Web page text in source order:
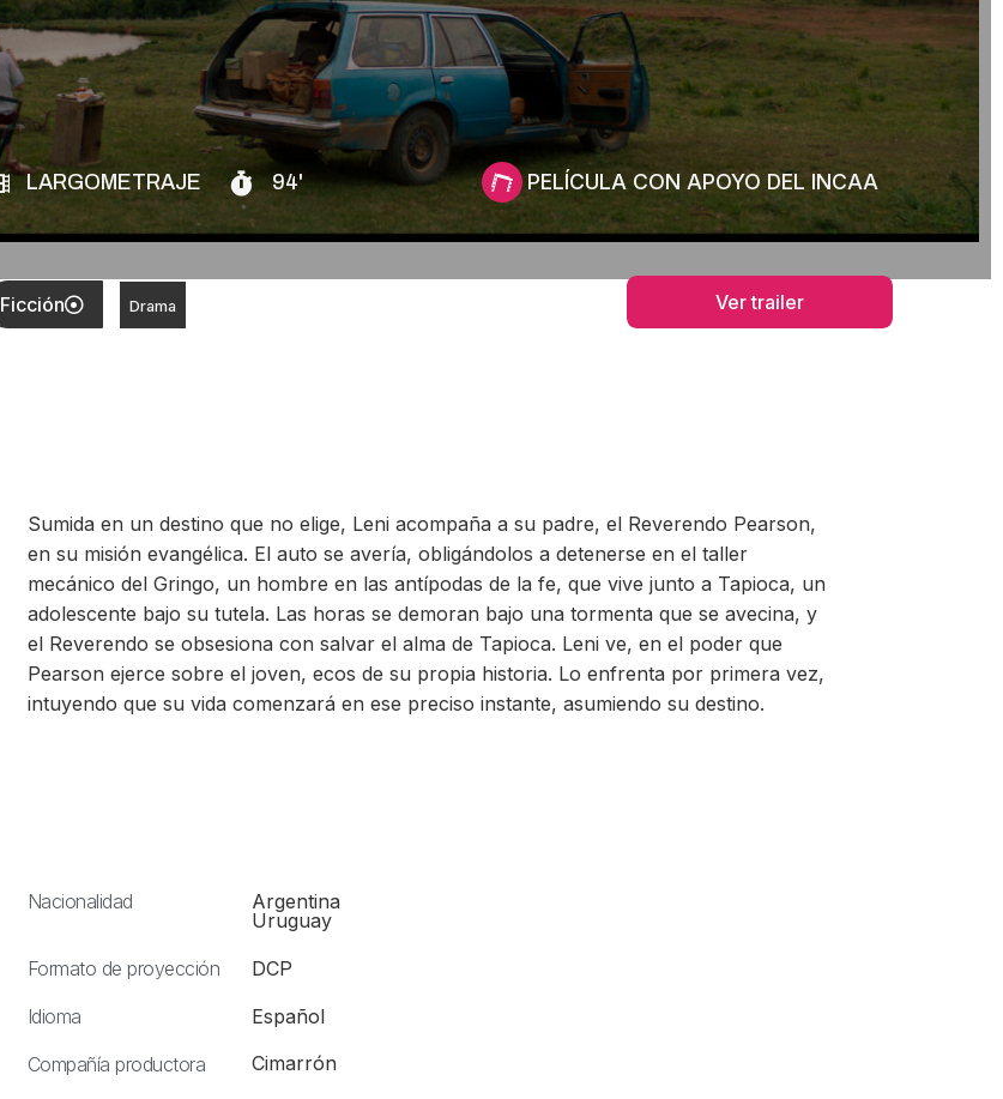
LARGOMETRAJE 94' PELÍCULA CON APOYO DEL INCAA
Ficción Drama Ver trailer
Sumida en un destino que no elige, Leni acompaña a su padre, el Reverendo Pearson,
en su misión evangélica. El auto se avería, obligándolos a detenerse en el taller
mecánico del Gringo, un hombre en las antípodas de la fe, que vive junto a Tapioca, un
adolescente bajo su tutela. Las horas se demoran bajo una tormenta que se avecina, y
el Reverendo se obsesiona con salvar el alma de Tapioca. Leni ve, en el poder que
Pearson ejerce sobre el joven, ecos de su propia historia. Lo enfrenta por primera vez,
intuyendo que su vida comenzará en ese preciso instante, asumiendo su destino.
Nacionalidad
Argentina
Uruguay
Formato de proyección
DCP
Idioma
Español
Compañía productora
Cimarrón